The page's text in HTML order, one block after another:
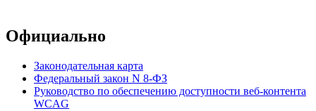
Официально
Законодательная карта
Федеральный закон N 8-ФЗ
Руководство по обеспечению доступности веб-контента
WCAG